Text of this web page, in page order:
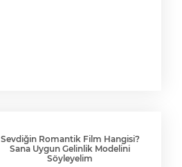
Sevdiğin Romantik Film Hangisi?
Sana Uygun Gelinlik Modelini
Söyleyelim